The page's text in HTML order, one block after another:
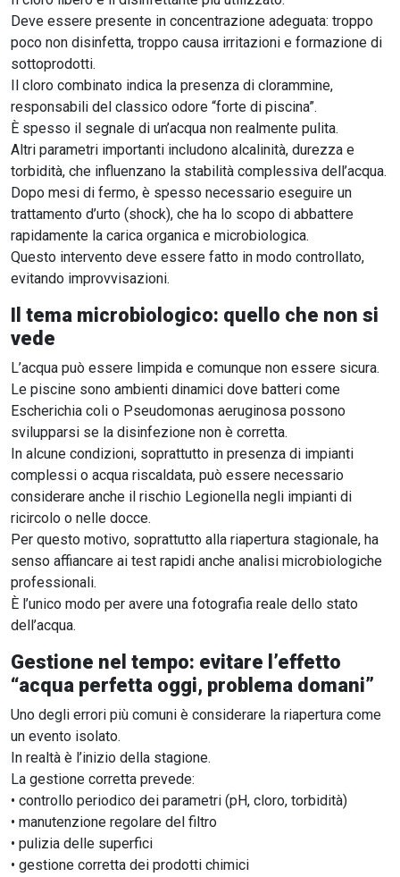
Deve essere presente in concentrazione adeguata: troppo
poco non disinfetta, troppo causa irritazioni e formazione di
sottoprodotti.
Il cloro combinato indica la presenza di clorammine,
responsabili del classico odore “forte di piscina”.
È spesso il segnale di un’acqua non realmente pulita.
Altri parametri importanti includono alcalinità, durezza e
torbidità, che influenzano la stabilità complessiva dell’acqua.
Dopo mesi di fermo, è spesso necessario eseguire un
trattamento d’urto (shock), che ha lo scopo di abbattere
rapidamente la carica organica e microbiologica.
Questo intervento deve essere fatto in modo controllato,
evitando improvvisazioni.
Il tema microbiologico: quello che non si
vede
L’acqua può essere limpida e comunque non essere sicura.
Le piscine sono ambienti dinamici dove batteri come
Escherichia coli o Pseudomonas aeruginosa possono
svilupparsi se la disinfezione non è corretta.
In alcune condizioni, soprattutto in presenza di impianti
complessi o acqua riscaldata, può essere necessario
considerare anche il rischio Legionella negli impianti di
ricircolo o nelle docce.
Per questo motivo, soprattutto alla riapertura stagionale, ha
senso affiancare ai test rapidi anche analisi microbiologiche
professionali.
È l’unico modo per avere una fotografia reale dello stato
dell’acqua.
Gestione nel tempo: evitare l’effetto
“acqua perfetta oggi, problema domani”
Uno degli errori più comuni è considerare la riapertura come
un evento isolato.
In realtà è l’inizio della stagione.
La gestione corretta prevede:
• controllo periodico dei parametri (pH, cloro, torbidità)
• manutenzione regolare del filtro
• pulizia delle superfici
• gestione corretta dei prodotti chimici